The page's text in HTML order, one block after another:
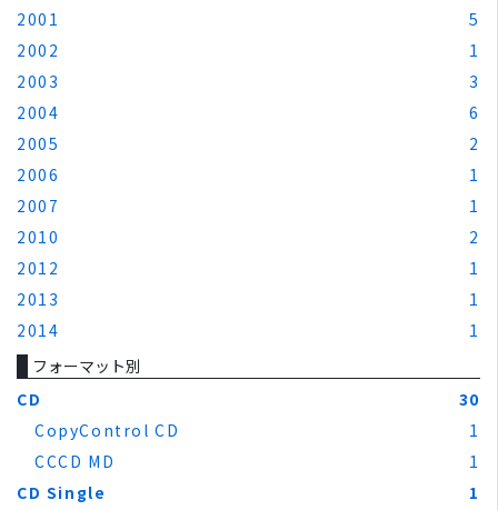
2001
5
2002
1
2003
3
2004
6
2005
2
2006
1
2007
1
2010
2
2012
1
2013
1
2014
1
フォーマット別
CD
30
CopyControl CD
1
CCCD MD
1
CD Single
1